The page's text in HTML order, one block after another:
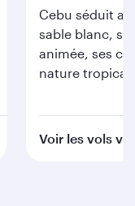
Cebu séduit
sable blanc, sa
animée, ses
nature
Voir les vols